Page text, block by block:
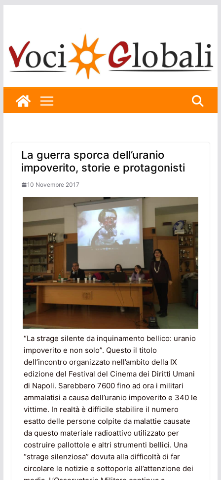
La guerra sporca dell’uranio
impoverito, storie e protagonisti
10 Novembre 2017
“La strage silente da inquinamento bellico: uranio
impoverito e non solo”. Questo il titolo
dell’incontro organizzato nell’ambito della IX
edizione del Festival del Cinema dei Diritti Umani
di Napoli. Sarebbero 7600 fino ad ora i militari
ammalatisi a causa dell’uranio impoverito e 340 le
vittime. In realtà è difficile stabilire il numero
esatto delle persone colpite da malattie causate
da questo materiale radioattivo utilizzato per
costruire pallottole e altri strumenti bellici. Una
“strage silenziosa” dovuta alla difficoltà di far
circolare le notizie e sottoporle all’attenzione dei